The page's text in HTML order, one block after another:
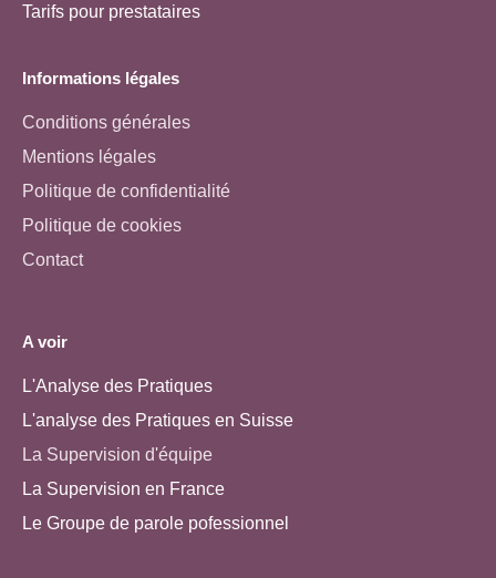
Tarifs pour prestataires
Informations légales
Conditions générales
Mentions légales
Politique de confidentialité
Politique de cookies
Contact
A voir
L'Analyse des Pratiques
L'analyse des Pratiques en Suisse
La Supervision d'équipe
La Supervision en France
Le Groupe de parole pofessionnel